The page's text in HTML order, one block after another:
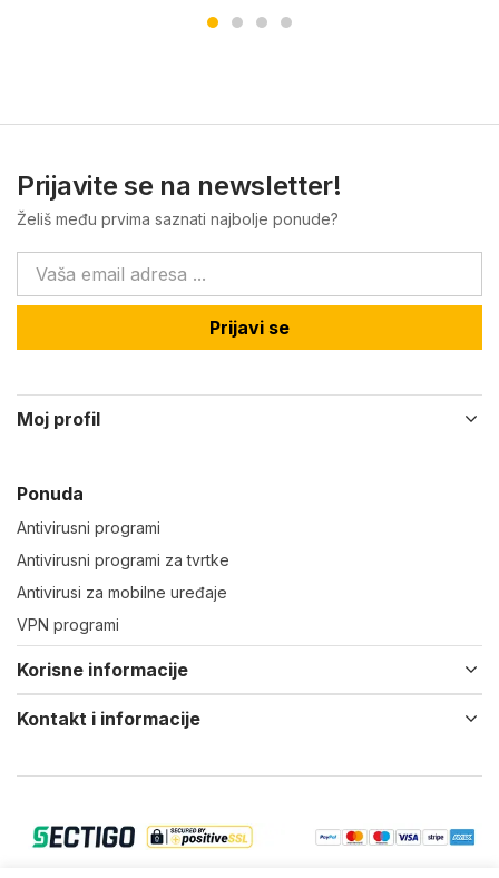
Prijavite se na newsletter!
Želiš među prvima saznati najbolje ponude?
Prijavi se
Moj profil
Ponuda
Antivirusni programi
Antivirusni programi za tvrtke
Antivirusi za mobilne uređaje
VPN programi
Korisne informacije
Kontakt i informacije